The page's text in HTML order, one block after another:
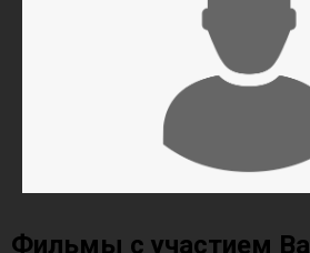
Фильмы с участием